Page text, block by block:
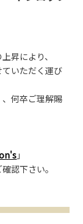
昇により、
いただく運び
何卒ご理解賜
」
認下さい。